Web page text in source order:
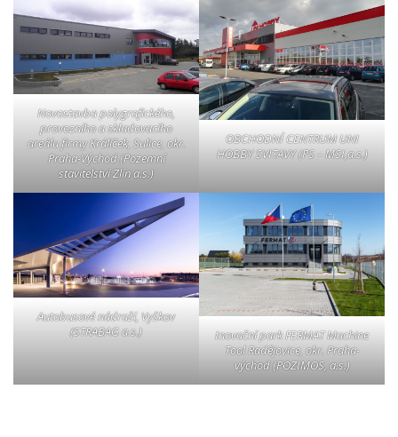
Novostavba polygrafického,
provozního a skladovacího
areálu firmy Králíček, Sulice, okr.
Praha-Východ (Pozemní
stavitelství Zlín a.s.)
OBCHODNÍ CENTRUM UNI
HOBBY SVITAVY (PS – MSI,a.s.)
Autobusové nádraží, Vyškov
(STRABAG a.s.)
Inovační park FERMAT Machine
Tool Radějovice, okr. Praha-
východ (POZIMOS, a.s.)